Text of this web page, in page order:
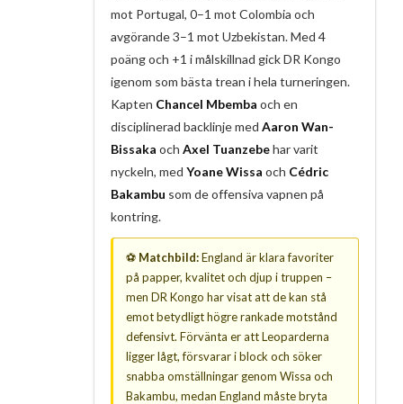
mot Portugal, 0–1 mot Colombia och
avgörande 3–1 mot Uzbekistan. Med 4
poäng och +1 i målskillnad gick DR Kongo
igenom som bästa trean i hela turneringen.
Kapten Chancel Mbemba och en
disciplinerad backlinje med Aaron Wan-
Bissaka och Axel Tuanzebehar varit
nyckeln, med Yoane Wissa och Cédric
Bakambu som de offensiva vapnen på
kontring.
⚽ Matchbild:England är klara favoriter
på papper, kvalitet och djup i truppen –
men DR Kongo har visat att de kan stå
emot betydligt högre rankade motstånd
defensivt. Förvänta er att Leoparderna
ligger lågt, försvarar i block och söker
snabba omställningar genom Wissa och
Bakambu, medan England måste bryta